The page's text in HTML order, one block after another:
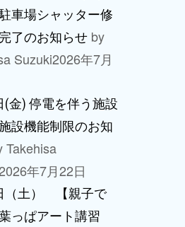
車場シャッター修
了のお知らせ by
Suzuki2026年7月
(金) 停電を伴う施設
設機能制限のお知
Takehisa
年7月22日
（土） 【親子で
っぱアート講習